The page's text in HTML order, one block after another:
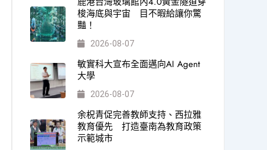
梭海底與宇宙 目不暇給讓你驚
豔！
2026-08-07
敏實科大宣布全面邁向AI Agent
大學
2026-08-07
余柷青促完善教師支持、西拉雅
教育優先 打造臺南為教育政策
示範城市